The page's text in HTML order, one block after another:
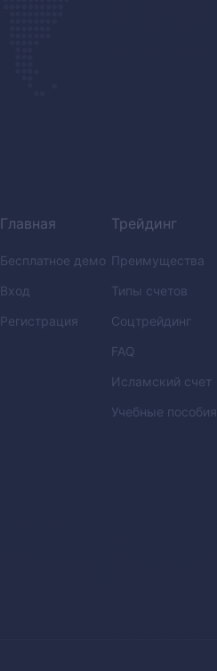
Главная
Бесплатное демо
Вход
Регистрация
Трейдинг
Преимущества
Типы счетов
Соцтрейдинг
FAQ
Исламский счет
Учебные пособия